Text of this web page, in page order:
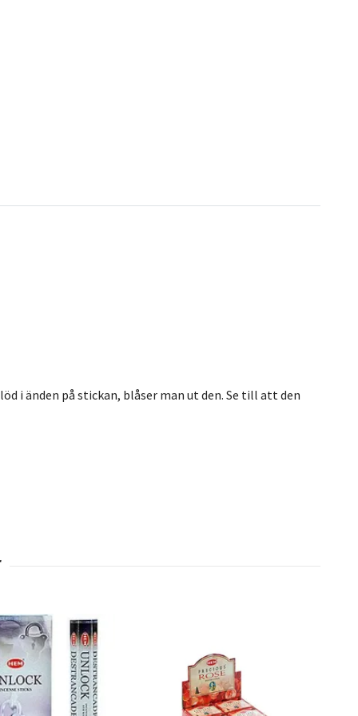
i änden på stickan, blåser man ut den. Se till att den